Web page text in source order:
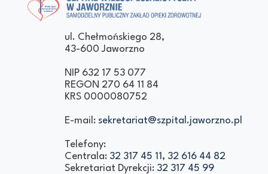
Szpital Wielospecjalistyczny
w Jaworznie
Samodzielny Publiczny Zakład Opieki
Zdrowotnej
ul. Chełmońskiego 28,
43-600 Jaworzno
NIP 632 17 53 077
REGON 270 64 11 84
KRS 0000080752
E-mail: sekretariat@szpital.jaworzno.pl
Telefony:
Centrala: 32 317 45 11 , 32 616 44 82
Sekretariat Dyrekcji: 32 317 45 99